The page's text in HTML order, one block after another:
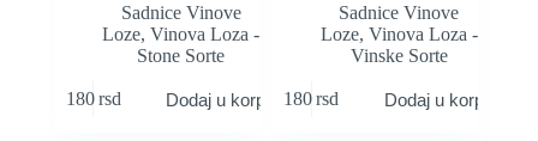
Sadnice Vinove
Loze,Vinova Loza -
Stone Sorte
180rsd Dodaj u korpu
Sadnice Vinove
Loze, Vinova Loza -
Vinske Sorte
180 rsd Dodaj u korpu